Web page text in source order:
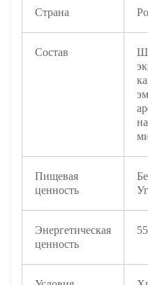
Страна
Состав
Пищевая
ценность
Энергетическая
ценность